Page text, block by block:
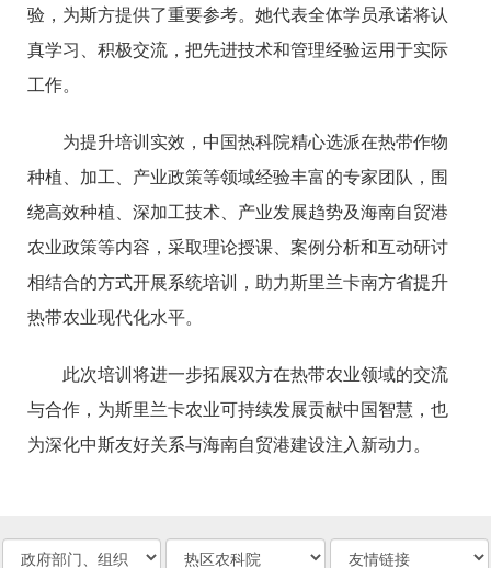
验，为斯方提供了重要参考。她代表全体学员承诺将认
真学习、积极交流，把先进技术和管理经验运用于实际
工作。
为提升培训实效，中国热科院精心选派在热带作物
种植、加工、产业政策等领域经验丰富的专家团队，围
绕高效种植、深加工技术、产业发展趋势及海南自贸港
农业政策等内容，采取理论授课、案例分析和互动研讨
相结合的方式开展系统培训，助力斯里兰卡南方省提升
热带农业现代化水平。
此次培训将进一步拓展双方在热带农业领域的交流
与合作，为斯里兰卡农业可持续发展贡献中国智慧，也
为深化中斯友好关系与海南自贸港建设注入新动力。